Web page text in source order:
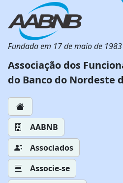
Fundada em 17 de maio de 1983
Associação dos
do Banco do Nordeste
AABNB
Associados
Associe-se